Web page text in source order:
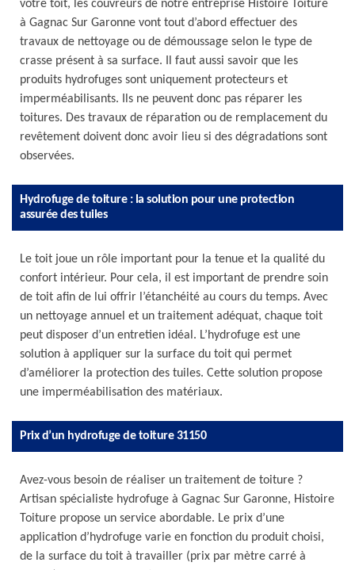
votre toit, les couvreurs de notre entreprise Histoire Toiture
à Gagnac Sur Garonne vont tout d’abord effectuer des
travaux de nettoyage ou de démoussage selon le type de
crasse présent à sa surface. Il faut aussi savoir que les
produits hydrofuges sont uniquement protecteurs et
imperméabilisants. Ils ne peuvent donc pas réparer les
toitures. Des travaux de réparation ou de remplacement du
revêtement doivent donc avoir lieu si des dégradations sont
observées.
Hydrofuge de toiture : la solution pour une protection
assurée des tuiles
Le toit joue un rôle important pour la tenue et la qualité du
confort intérieur. Pour cela, il est important de prendre soin
de toit afin de lui offrir l’étanchéité au cours du temps. Avec
un nettoyage annuel et un traitement adéquat, chaque toit
peut disposer d’un entretien idéal. L’hydrofuge est une
solution à appliquer sur la surface du toit qui permet
d’améliorer la protection des tuiles. Cette solution propose
une imperméabilisation des matériaux.
Prix d’un hydrofuge de toiture 31150
Avez-vous besoin de réaliser un traitement de toiture ?
Artisan spécialiste hydrofuge à Gagnac Sur Garonne, Histoire
Toiture propose un service abordable. Le prix d’une
application d’hydrofuge varie en fonction du produit choisi,
de la surface du toit à travailler (prix par mètre carré à